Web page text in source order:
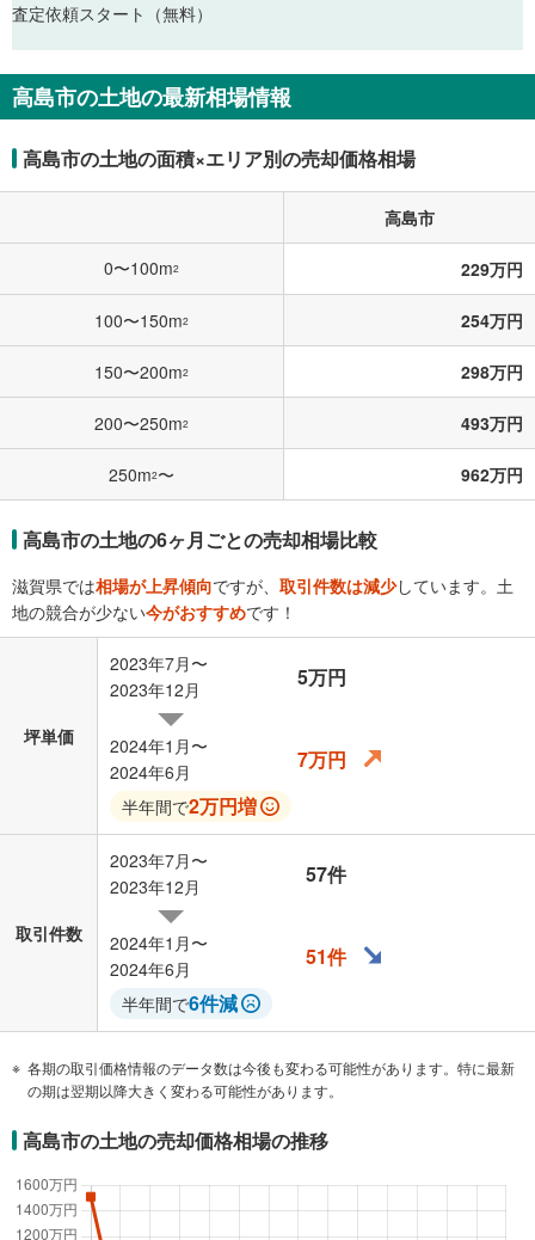
査定依頼スタート（無料）
高島市の土地の最新相場情報
高島市の土地の面積×エリア別の売却価格相場
高島市
0〜100m2 229万円
100〜150m2 254万円
150〜200m2 298万円
200〜250m2 493万円
250m2〜 962万円
高島市の土地の6ヶ月ごとの売却相場比較
滋賀県では相場が上昇傾向ですが、 取引件数は減少しています。土
地の競合が少ない今がおすすめです！
坪単価
2023年7月〜
2023年12月
5万円
2024年1月〜
2024年6月
7万円
半年間で2万円増
取引件数
2023年7月〜
2023年12月
57件
2024年1月〜
2024年6月
51件
半年間で6件減
各期の取引価格情報のデータ数は今後も変わる可能性があります。特に最新
の期は翌期以降大きく変わる可能性があります。
高島市の土地の売却価格相場の推移